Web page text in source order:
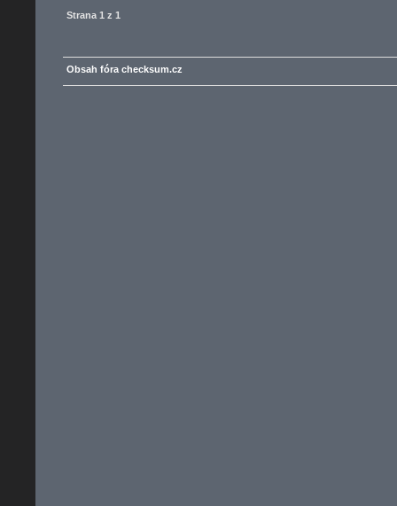
Strana 1 z 1
Obsah fóra checksum.cz